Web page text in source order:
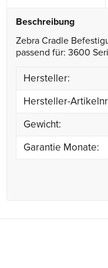
Beschreibung
Zebra Cradle
passend für: 3600
Hersteller:
Hersteller-
Gewicht:
Garantie Monate: